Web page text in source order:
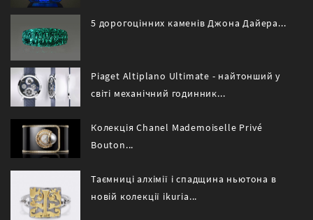
5 дорогоцінних каменів Джона Дайера...
Piaget Altiplano Ultimate - найтонший у
світі механічний годинник...
Колекція Chanel Mademoiselle Privé
Bouton...
Таємниці алхімії і спадщина ньютона в
новій колекції ikuria...